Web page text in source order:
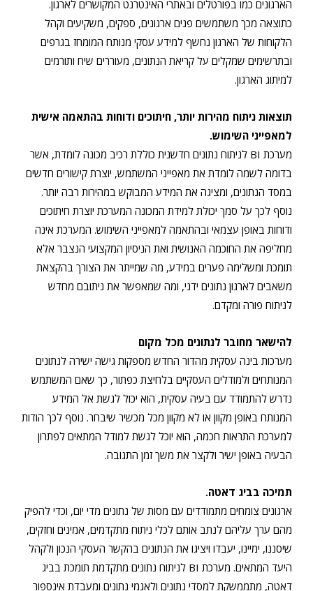
הארגונים כמו בפורטלים ובאתרי האינטרנט המקושרים לארגון.
כתוצאה מכך משתמשים פנים ארגונים, ספקים, משקיעים וקהל
הלקוחות של הארגון נחשף למידע עסקי מנותח המומחז בגרפים
ובתרשימים שמקלים על קריאת הנתונים, מעוררים שיח ותורמים
למיתוג הארגון.
תוצאות ניתוח מהירות יותר, חיתוכים ודוחות בהתאמה אישית
למאפייני השימוש.
מערכת BI לניתוח נתונים חדשנית כוללת רכיב מכונה לומדת, אשר
בדומה לשמה לומדת את מאפייני המשתמש, יוצרת קישורים חדשים
במסד הנתונים, ומציגה את המידע המבוקש במהירות רבה יותר.
נוסף לכך על סמך יכולת למידת המכונה המערכת יוצרת חיתוכים
ודוחות באופן עצמאי ובהתאמה למאפייני השימוש. המערכת אינה
מחליפה את החוכמה האנושית ואת הניסיון המקצועי הנצבר אלא
תומכת ומשלימה פערים במידע, מה שמייתר את הצורך בהקצאת
משאבים לארגון נתונים ידני, ומה שמאפשר את ניתובם מחדש
לניתוח פורה ומקדם.
להישאר מחובר לנתונים מכל מקום
מערכות בינה עסקית מהדור החדש מספקות גישה ישירה לנתונים
המנותחים ולמודלים העסקיים בלחיצת כפתור, כך שאם המשתמש
נדרש להתמודד עם בעיה עסקית, הוא יכול לגשת אל המידע
המנותח באופן מקוון או לא מקוון מכל מכשיר שיבחר. נוסף לכך הודות
למערכת התראות חכמה, הוא יוכל לגשת למודל המתאים לפתרון
הבעיה באופן ישיר ולקצר את משך זמן התגובה.
תמיכה בביג דאטה.
ארגונים צומחים מתמודדים עם מסות של נתונים מדי יום, וכדי להפיק
מהם ערך עליהם לנתב אותם לכלי ניתוח מתקדמים, אמינים וחזקים,
שיסננו, ימיינו, יעבדו ויציגו את הנתונים בהקשר העסקי הנכון ולקהל
היעד המתאים. מערכת BI לניתוח נתונים מתקדמת תומכת בביג
דאטה, מתממשקת למסדי נתונים ולאגמי נתונים ומעבדת אינספור